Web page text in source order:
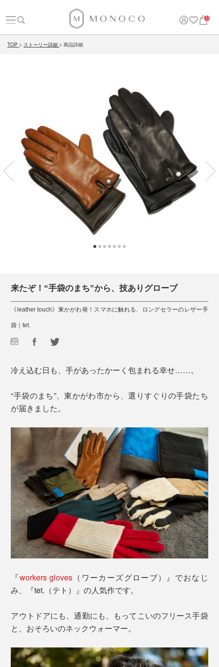
0
TOP ストーリー詳細 商品詳細
来たぞ！“手袋のまち”から、技ありグローブ
《leather touch》東かがわ発！スマホに触れる、ロングセラーのレザー手
袋｜tet.
冷え込む日も、手があったかーく包まれる幸せ……。
“手袋のまち”、東かがわ市から、選りすぐりの手袋たち
が届きました。
『workers gloves （ワーカーズグローブ）』でおなじ
み、『tet.（テト）』の人気作です。
アウトドアにも、通勤にも、もってこいのフリース手袋
と、おそろいのネックウォーマー。